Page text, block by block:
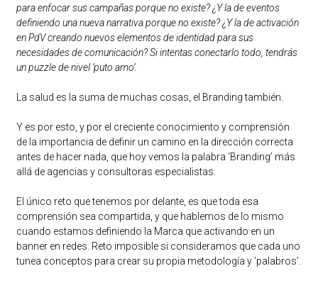
para enfocar sus campañas porque no existe? ¿Y la de eventos
definiendo una nueva narrativa porque no existe? ¿Y la de activación
en PdV creando nuevos elementos de identidad para sus
necesidades de comunicación? Si intentas conectarlo todo, tendrás
un puzzle de nivel ‘puto amo’.
La salud es la suma de muchas cosas, el Branding también.
Y es por esto, y por el creciente conocimiento y comprensión
de la importancia de definir un camino en la dirección correcta
antes de hacer nada, que hoy vemos la palabra ‘Branding’ más
allá de agencias y consultoras especialistas.
El único reto que tenemos por delante, es que toda esa
comprensión sea compartida, y que hablemos de lo mismo
cuando estamos definiendo la Marca que activando en un
banner en redes. Reto imposible si consideramos que cada uno
tunea conceptos para crear su propia metodología y ‘palabros’.